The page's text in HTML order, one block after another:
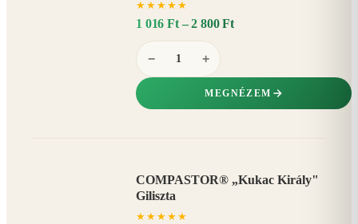
★ ★ ★ ★ ★
1 016 Ft – 2 800 Ft
− +
MEGNÉZEM
COMPASTOR® „Kukac Király"
Giliszta
★ ★ ★ ★ ★